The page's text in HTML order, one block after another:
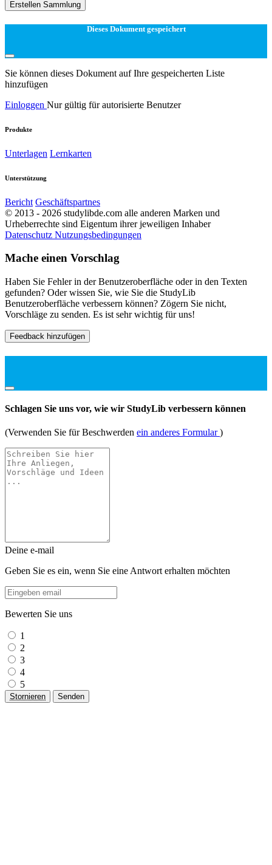
Erstellen Sammlung
Dieses Dokument gespeichert
Sie können dieses Dokument auf Ihre gespeicherten Liste
hinzufügen
Einloggen Nur gültig für autorisierte Benutzer
Produkte
Unterlagen Lernkarten
Unterstützung
Bericht Geschäftspartnes
© 2013 - 2026 studylibde.com alle anderen Marken und
Urheberrechte sind Eigentum ihrer jeweiligen Inhaber
Datenschutz Nutzungsbedingungen
Mache einen Vorschlag
Haben Sie Fehler in der Benutzeroberfläche oder in den Texten
gefunden? Oder wissen Sie, wie Sie die StudyLib
Benutzeroberfläche verbessern können? Zögern Sie nicht,
Vorschläge zu senden. Es ist sehr wichtig für uns!
Feedback hinzufügen
Schlagen Sie uns vor, wie wir StudyLib verbessern können
(Verwenden Sie für Beschwerden ein anderes Formular)
Deine e-mail
Geben Sie es ein, wenn Sie eine Antwort erhalten möchten
Bewerten Sie uns
1
2
3
4
5
Stornieren Senden